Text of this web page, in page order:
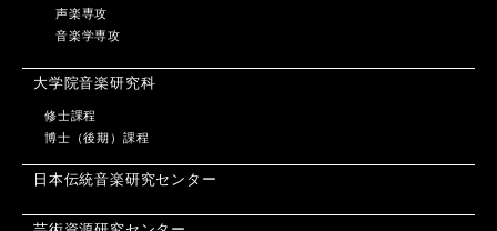
声楽専攻
音楽学専攻
大学院音楽研究科
修士課程
博士（後期）課程
日本伝統音楽研究センター